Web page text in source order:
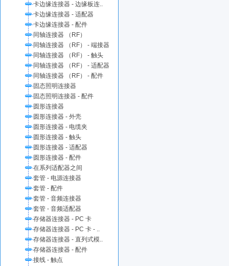
卡边缘连接器 - 边缘板连..
卡边缘连接器 - 适配器
卡边缘连接器 - 配件
同轴连接器 （RF）
同轴连接器 （RF） - 端接器
同轴连接器 （RF） - 触头
同轴连接器 （RF） - 适配器
同轴连接器 （RF） - 配件
固态照明连接器
固态照明连接器 - 配件
圆形连接器
圆形连接器 - 外壳
圆形连接器 - 电缆夹
圆形连接器 - 触头
圆形连接器 - 适配器
圆形连接器 - 配件
在系列适配器之间
套管 - 电源连接器
套管 - 配件
套管 - 音频连接器
套管 - 音频适配器
存储器连接器 - PC 卡
存储器连接器 - PC 卡 - ..
存储器连接器 - 直列式模..
存储器连接器 - 配件
接线 - 触点